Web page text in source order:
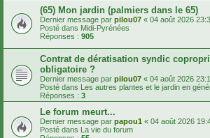
(65) Mon jardin (palmiers dans le 65)
Dernier message par pilou07 « 04 août 2026
Posté dans Midi-Pyrénées
Réponses : 905
Contrat de dératisation syndic
obligatoire ?
Dernier message par pilou07 « 04 août 2026
Posté dans
Les autres plantes et le jardin en
Réponses : 3
Le forum meurt...
Dernier message par papou1 « 04 août 2026
Posté dans
La vie du forum